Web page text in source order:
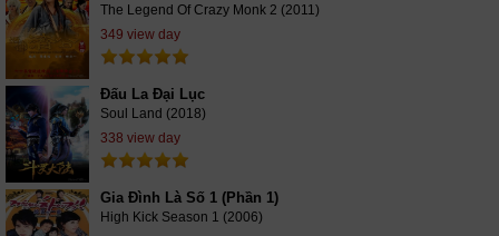
The Legend Of Crazy Monk 2 (2011)
349 view day
Đấu La Đại Lục
Soul Land (2018)
338 view day
Gia Đình Là Số 1 (Phần 1)
High Kick Season 1 (2006)